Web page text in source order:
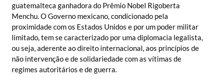
guatemalteca ganhadora do Prêmio Nobel Rigoberta
Menchu. O Governo mexicano, condicionado pela
proximidade com os Estados Unidos e por um poder militar
limitado, tem se caracterizado por uma diplomacia legalista,
ou seja, aderente ao direito internacional, aos princípios de
não intervenção e de solidariedade com as vítimas de
regimes autoritários e de guerra.